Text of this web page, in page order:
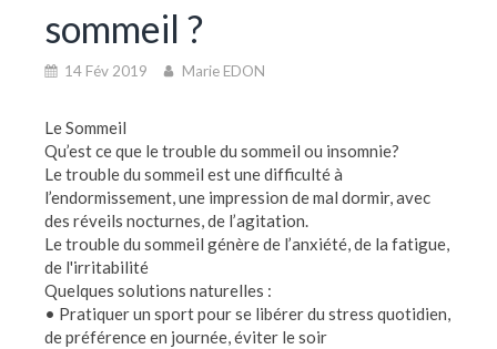
sommeil ?
14 Fév 2019 Marie EDON
Le Sommeil
Qu’est ce que le trouble du sommeil ou insomnie?
Le trouble du sommeil est une difficulté à
l’endormissement, une impression de mal dormir, avec
des réveils nocturnes, de l’agitation.
Le trouble du sommeil génère de l’anxiété, de la fatigue,
de l'irritabilité
Quelques solutions naturelles :
• Pratiquer un sport pour se libérer du stress quotidien,
de préférence en journée, éviter le soir